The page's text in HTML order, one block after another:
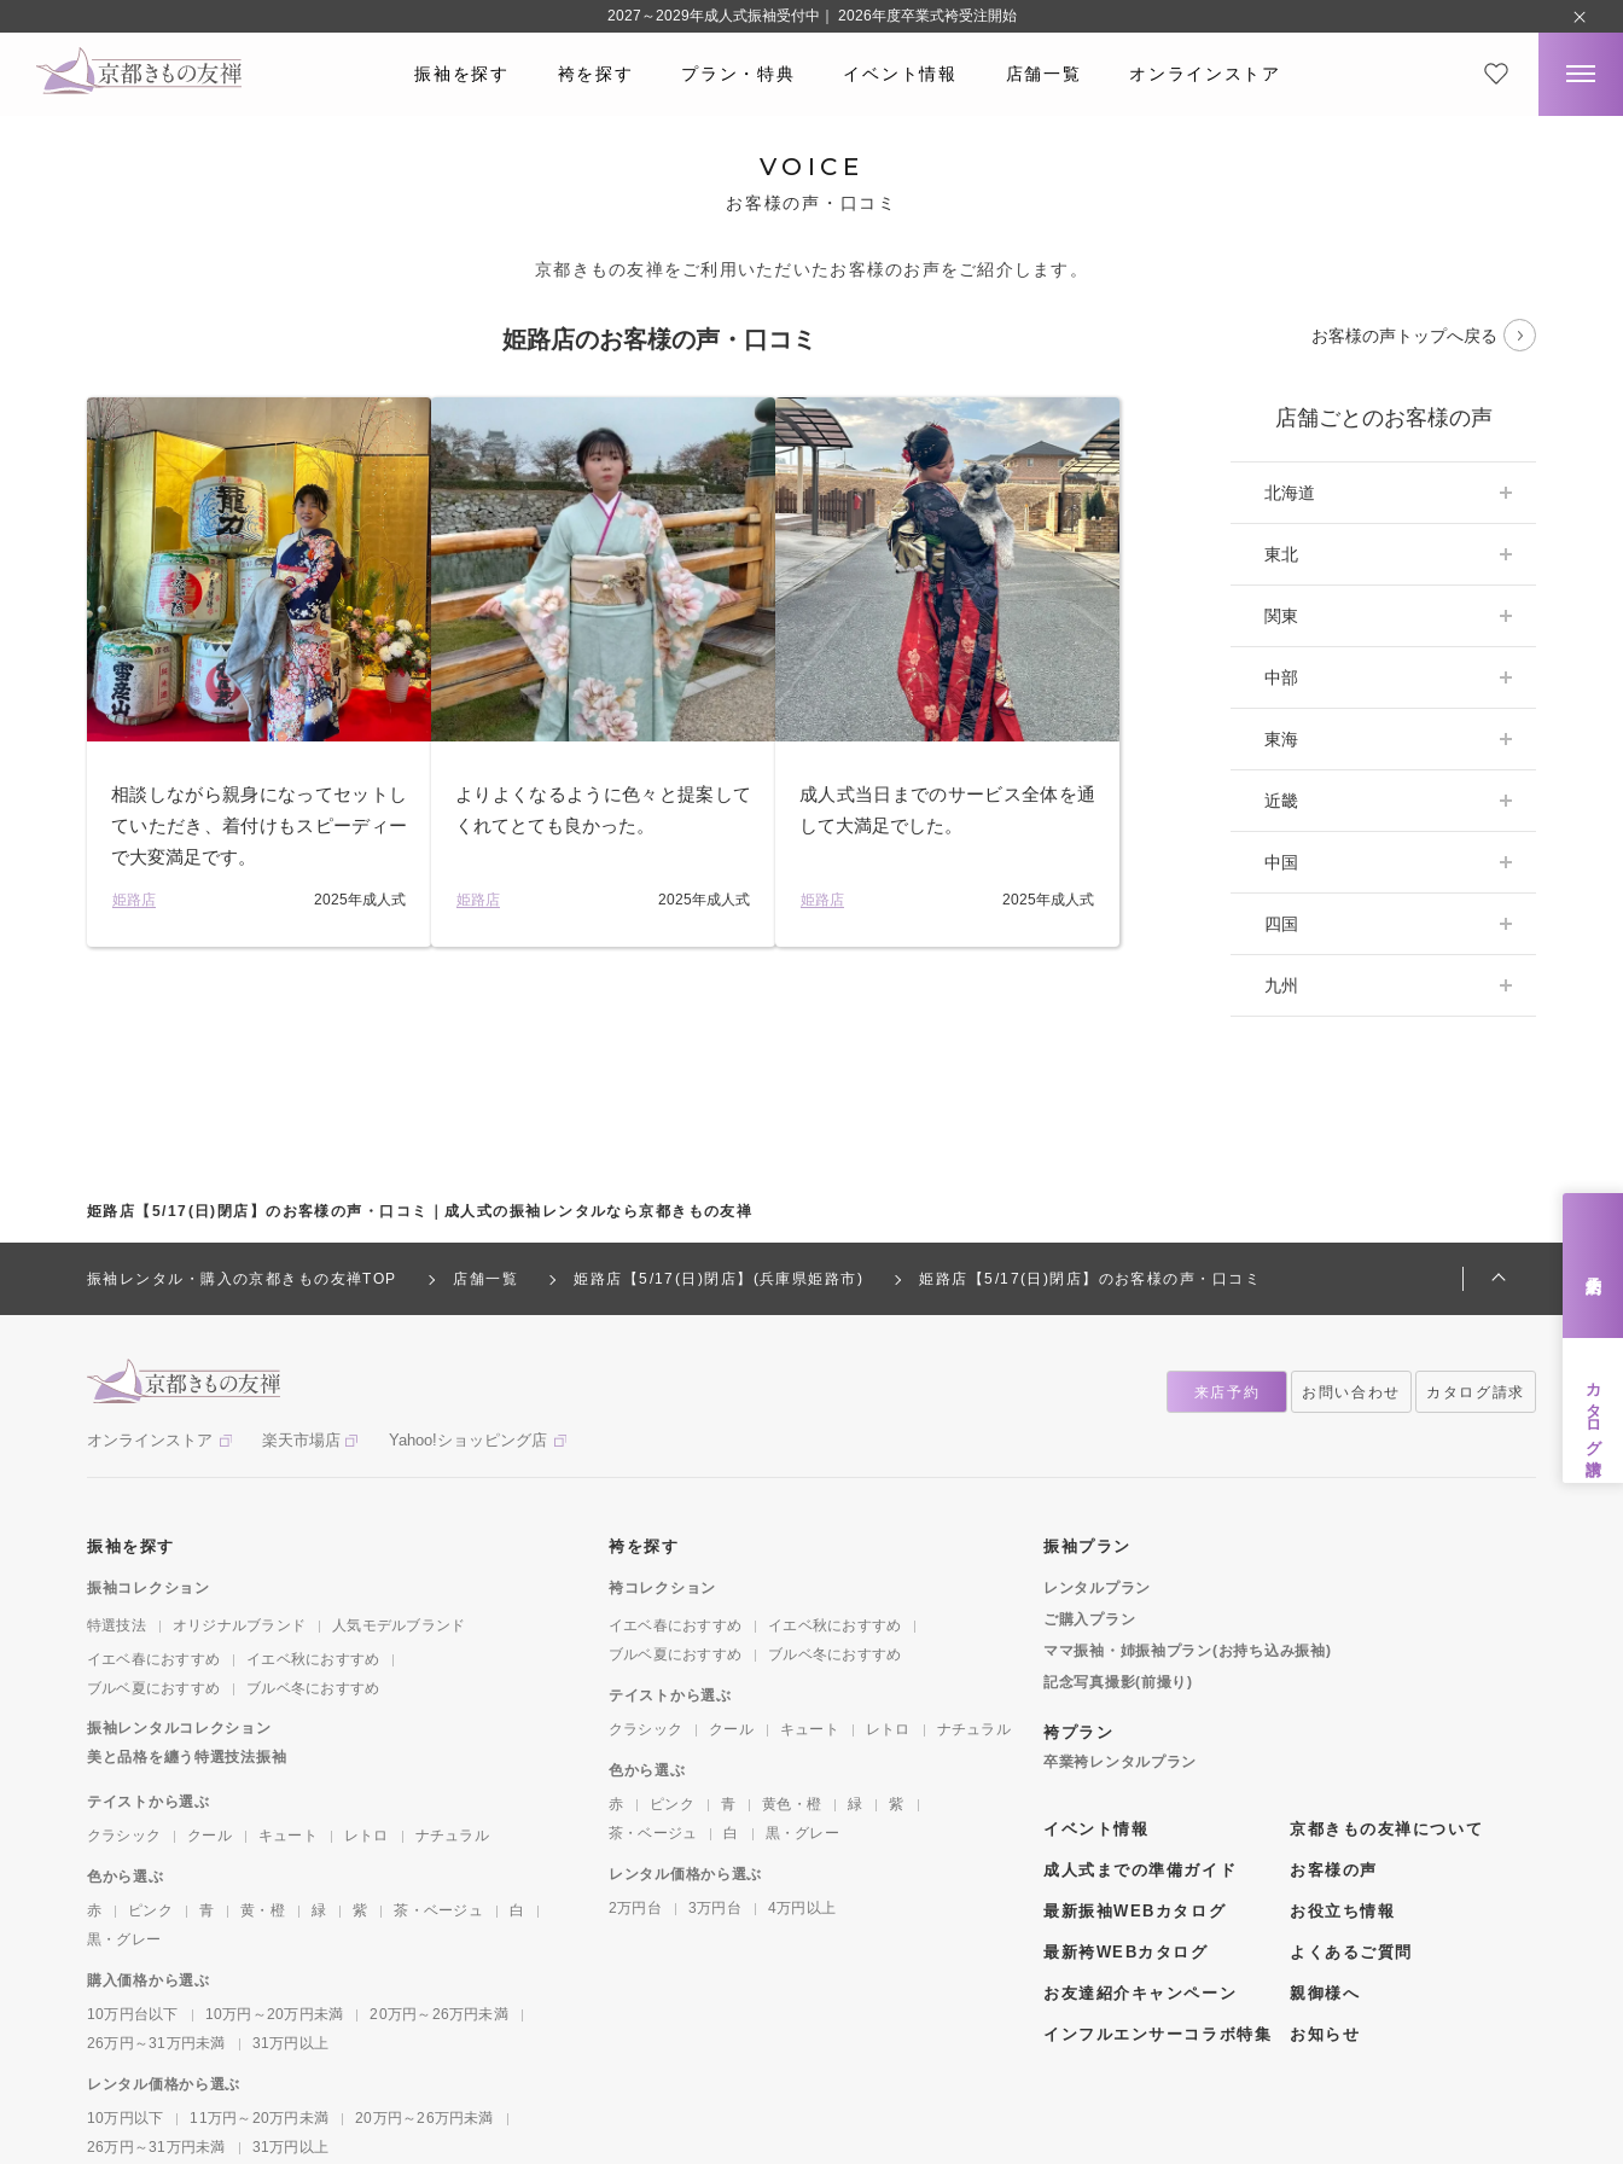
振袖を探す 袴を探す プラン・特典 イベント情報 店舗一覧 オンラインストア
VOICE
お客様の声・口コミ
京都きもの友禅をご利用いただいたお客様のお声をご紹介します。
姫路店のお客様の声・口コミ
相談しながら親身になってセットし
ていただき、着付けもスピーディー
で大変満足です。
姫路店 2025年成人式
よりよくなるように色々と提案して
くれてとても良かった。
姫路店 2025年成人式
成人式当日までのサービス全体を通
して大満足でした。
姫路店 2025年成人式
お客様の声トップへ戻る
店舗ごとのお客様の声
北海道
札幌店
東北
盛岡店
【4/13閉店】仙台店
郡山店
関東
水戸店
宇都宮店
大宮店
船橋店
松戸店
東京本館
【3/23閉店】GINZA PREMIUM
SALON
中部
新潟店
金沢店
長野店
名古屋店
東海
沼津店
静岡店
浜松店
近畿
大阪難波店
京都店
高槻店【9/16閉店】
中国
岡山店
広島店
四国
高松店
九州
姫路店【5/17(日)閉店】のお客様の声・口コミ｜成人式の振袖レンタルなら京都きもの友禅
振袖レンタル・購入の京都きもの友禅TOP 店舗一覧 姫路店【5/17(日)閉店】(兵庫県姫路市) 姫路店【5/17(日)閉店】のお客様の声・口コミ
カタログ請求
オンラインストア 楽天市場店 Yahoo!ショッピング店
来店予約 お問い合わせ カタログ請求
振袖を探す
振袖コレクション
特選技法 オリジナルブランド
人気モデルブランド
イエベ春におすすめ
イエベ秋におすすめ
ブルベ夏におすすめ
ブルベ冬におすすめ
振袖レンタルコレクション
美と品格を纏う特選技法振袖
テイストから選ぶ
クラシック
クール キュート レトロ ナチュラル
色から選ぶ
赤
ピンク 青 黄・橙 緑 紫 茶・ベージュ
白
黒・グレー
購入価格から選ぶ
10万円台以下
10万円～20万円未満
20万円～26万円未満
26万円～31万円未満
31万円以上
レンタル価格から選ぶ
10万円以下
11万円～20万円未満
20万円～26万円未満
26万円～31万円未満
31万円以上
袴を探す
袴コレクション
イエベ春におすすめ
イエベ秋におすすめ
ブルベ夏におすすめ
ブルベ冬におすすめ
テイストから選ぶ
クラシック
クール キュート レトロ ナチュラル
色から選ぶ
赤
ピンク 青 黄色・橙 緑
紫
茶・ベージュ
白 黒・グレー
レンタル価格から選ぶ
2万円台
3万円台 4万円以上
振袖プラン
レンタルプラン
ご購入プラン
ママ振袖・姉振袖プラン(お持ち込み振袖)
記念写真撮影(前撮り)
袴プラン
卒業袴レンタルプラン
イベント情報
成人式までの準備ガイド
最新振袖WEBカタログ
最新袴WEBカタログ
お友達紹介キャンペーン
インフルエンサーコラボ特集
京都きもの友禅について
お客様の声
お役立ち情報
よくあるご質問
親御様へ
お知らせ
2027～2029年成人式振袖受付中｜ 2026年度卒業式袴受注開始